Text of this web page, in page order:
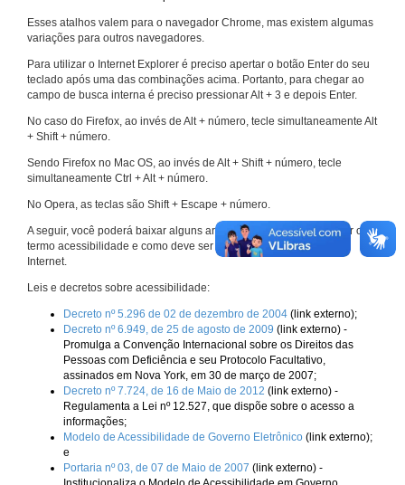
Esses atalhos valem para o navegador Chrome, mas existem algumas
variações para outros navegadores.
Para utilizar o Internet Explorer é preciso apertar o botão Enter do seu
teclado após uma das combinações acima. Portanto, para chegar ao
campo de busca interna é preciso pressionar Alt + 3 e depois Enter.
No caso do Firefox, ao invés de Alt + número, tecle simultaneamente Alt
+ Shift + número.
Sendo Firefox no Mac OS, ao invés de Alt + Shift + número, tecle
simultaneamente Ctrl + Alt + número.
No Opera, as teclas são Shift + Escape + número.
A seguir, você poderá baixar alguns arquivos que explicam melhor o
termo acessibilidade e como deve ser implementado nos sites da
Internet.
Leis e decretos sobre acessibilidade:
Decreto nº 5.296 de 02 de dezembro de 2004 (link externo);
Decreto nº 6.949, de 25 de agosto de 2009 (link externo) -
Promulga a Convenção Internacional sobre os Direitos das
Pessoas com Deficiência e seu Protocolo Facultativo,
assinados em Nova York, em 30 de março de 2007;
Decreto nº 7.724, de 16 de Maio de 2012 (link externo) -
Regulamenta a Lei nº 12.527, que dispõe sobre o acesso a
informações;
Modelo de Acessibilidade de Governo Eletrônico (link externo);
e
Portaria nº 03, de 07 de Maio de 2007 (link externo) -